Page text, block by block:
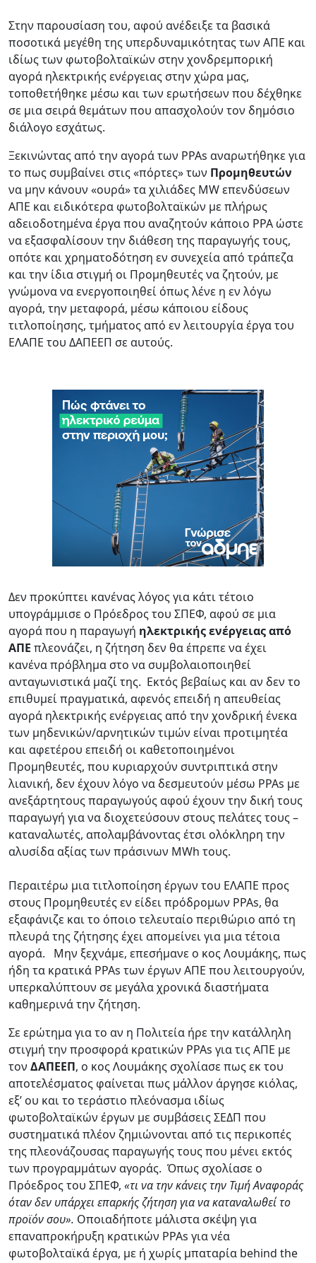
Στην παρουσίαση του, αφού ανέδειξε τα βασικά
ποσοτικά μεγέθη της υπερδυναμικότητας των ΑΠΕ και
ιδίως των φωτοβολταϊκών στην χονδρεμπορική
αγορά ηλεκτρικής ενέργειας στην χώρα μας,
τοποθετήθηκε μέσω και των ερωτήσεων που δέχθηκε
σε μια σειρά θεμάτων που απασχολούν τον δημόσιο
διάλογο εσχάτως.
Ξεκινώντας από την αγορά των PPAs αναρωτήθηκε για
το πως συμβαίνει στις «πόρτες» των Προμηθευτών
να μην κάνουν «ουρά» τα χιλιάδες MW επενδύσεων
ΑΠΕ και ειδικότερα φωτοβολταϊκών με πλήρως
αδειοδοτημένα έργα που αναζητούν κάποιο PPA ώστε
να εξασφαλίσουν την διάθεση της παραγωγής τους,
οπότε και χρηματοδότηση εν συνεχεία από τράπεζα
και την ίδια στιγμή οι Προμηθευτές να ζητούν, με
γνώμονα να ενεργοποιηθεί όπως λένε η εν λόγω
αγορά, την μεταφορά, μέσω κάποιου είδους
τιτλοποίησης, τμήματος από εν λειτουργία έργα του
ΕΛΑΠΕ του ΔΑΠΕΕΠ σε αυτούς.
Δεν προκύπτει κανένας λόγος για κάτι τέτοιο
υπογράμμισε ο Πρόεδρος του ΣΠΕΦ, αφού σε μια
αγορά που η παραγωγή ηλεκτρικής ενέργειας από
ΑΠΕ πλεονάζει, η ζήτηση δεν θα έπρεπε να έχει
κανένα πρόβλημα στο να συμβολαιοποιηθεί
ανταγωνιστικά μαζί της. Εκτός βεβαίως και αν δεν το
επιθυμεί πραγματικά, αφενός επειδή η απευθείας
αγορά ηλεκτρικής ενέργειας από την χονδρική ένεκα
των μηδενικών/αρνητικών τιμών είναι προτιμητέα
και αφετέρου επειδή οι καθετοποιημένοι
Προμηθευτές, που κυριαρχούν συντριπτικά στην
λιανική, δεν έχουν λόγο να δεσμευτούν μέσω PPAs με
ανεξάρτητους παραγωγούς αφού έχουν την δική τους
παραγωγή για να διοχετεύσουν στους πελάτες τους –
καταναλωτές, απολαμβάνοντας έτσι ολόκληρη την
αλυσίδα αξίας των πράσινων MWh τους.
Περαιτέρω μια τιτλοποίηση έργων του ΕΛΑΠΕ προς
στους Προμηθευτές εν είδει πρόδρομων PPAs, θα
εξαφάνιζε και το όποιο τελευταίο περιθώριο από τη
πλευρά της ζήτησης έχει απομείνει για μια τέτοια
αγορά. Μην ξεχνάμε, επεσήμανε ο κος Λουμάκης, πως
ήδη τα κρατικά PPAs των έργων ΑΠΕ που λειτουργούν,
υπερκαλύπτουν σε μεγάλα χρονικά διαστήματα
καθημερινά την ζήτηση.
Σε ερώτημα για το αν η Πολιτεία ήρε την κατάλληλη
στιγμή την προσφορά κρατικών PPAs για τις ΑΠΕ με
τον ΔΑΠΕΕΠ, ο κος Λουμάκης σχολίασε πως εκ του
αποτελέσματος φαίνεται πως μάλλον άργησε κιόλας,
εξ’ ου και το τεράστιο πλεόνασμα ιδίως
φωτοβολταϊκών έργων με συμβάσεις ΣΕΔΠ που
συστηματικά πλέον ζημιώνονται από τις περικοπές
της πλεονάζουσας παραγωγής τους που μένει εκτός
των προγραμμάτων αγοράς. Όπως σχολίασε ο
Πρόεδρος του ΣΠΕΦ, «τι να την κάνεις την Τιμή Αναφοράς
όταν δεν υπάρχει επαρκής ζήτηση για να καταναλωθεί το
προϊόν σου». Οποιαδήποτε μάλιστα σκέψη για
επαναπροκήρυξη κρατικών PPAs για νέα
φωτοβολταϊκά έργα, με ή χωρίς μπαταρία behind the